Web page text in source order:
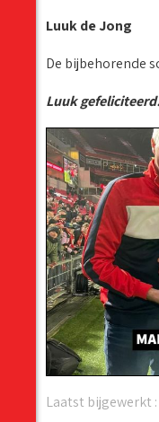
Luuk de Jong
De bijbehorende
Luuk
Laatst bijgewerkt :